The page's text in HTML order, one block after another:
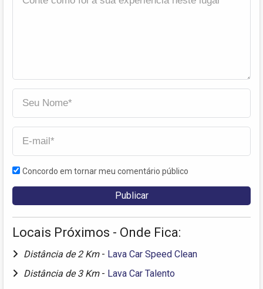
Concordo em tornar meu comentário público
Locais Próximos - Onde Fica:
Distância de 2 Km - Lava Car Speed Clean
Distância de 3 Km - Lava Car Talento